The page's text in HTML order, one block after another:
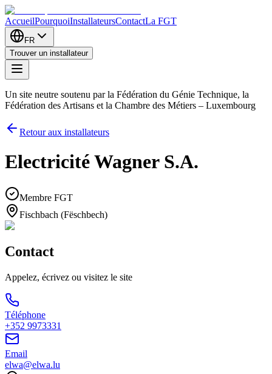
AccueilPourquoiInstallateursContactLa FGT
FR
Trouver un installateur
Un site neutre soutenu par la Fédération du Génie Technique, la
Fédération des Artisans et la Chambre des Métiers – Luxembourg
Retour aux installateurs
Electricité Wagner S.A.
Membre FGT
Fischbach (Fëschbech)
Contact
Appelez, écrivez ou visitez le site
Téléphone
+352 9973331
Email
elwa@elwa.lu